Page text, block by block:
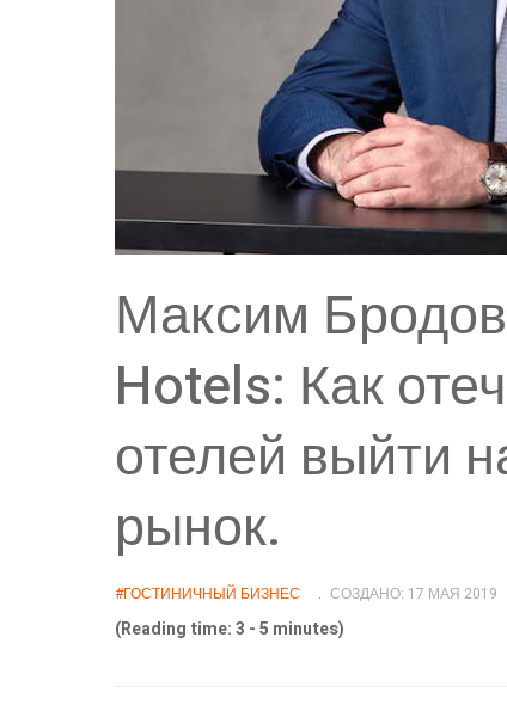
Максим
Hotels: Как
отелей выйти
рынок.
#ГОСТИНИЧНЫЙ БИЗНЕС СОЗДАНО: 17 МАЯ 2019
(Reading time: 3 - 5 minutes)